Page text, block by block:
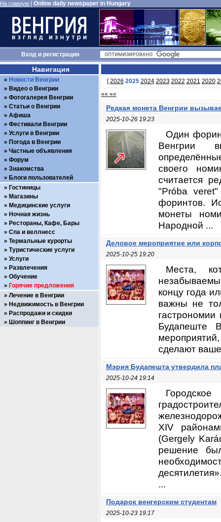
На главную Online daily newspaper in Hungary
Входи регистрация
[2026 2025 2024 2023 2022 2021 2020
«« ««
Редкая монета Венгрии
2025-10-26 19:23
Один
Венгрии
своего
считается
"Próba
форинтов.
монеты
Народной ...
Деловое мероприятие или
2025-10-25 19:20
Места,
концу года
важны не
гастрономии
Будапеште
сделают
Мэрия Будапешта утвердила
2025-10-24 19:14
XIV
(Gergely
решение
...
Подарок венгерским студентам
2025-10-23 19:17
Навигация
Новости Венгрии
Видео о Венгрии
Фотогалерея Венгрии
Статьи о Венгрии
Афиша
Фестивали Венгрии
Услуги в Венгрии
Погода в Венгрии
Частные объявления
Форум
Знакомства
Блоги пользователей
Гостиницы
Магазины
Медицинские услуги
Ночная жизнь
Рестораны, Кафе, Бары
Спа и веллнесс
Термальные курорты
Туристические услуги
Услуги
Развлечения
Обучение
Горячие предложения
Лечение в Венгрии
Недвижимость в Венгрии
Распродажи и скидки
Шоппинг в Венгрии